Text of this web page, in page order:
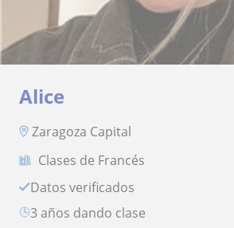
Alice
Zaragoza Capital
Clases de Francés
Datos verificados
3 años dando clase